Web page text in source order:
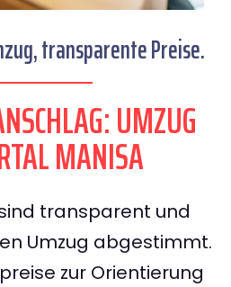
transparente Preise.
UMZUG
MANISA
transparent und
Umzug abgestimmt.
zur Orientierung